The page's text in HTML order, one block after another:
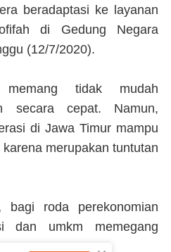
beradaptasi ke layanan
di Gedung Negara
(12/7/2020).
memang tidak mudah
secara cepat. Namun,
di Jawa Timur mampu
merupakan tuntutan
bagi roda perekonomian
dan umkm memegang